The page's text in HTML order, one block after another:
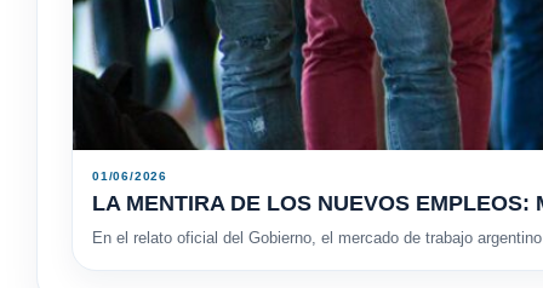
01/06/2026
LA MENTIRA DE LOS NUEVOS
En el relato oficial del Gobierno, el mercado de trabajo